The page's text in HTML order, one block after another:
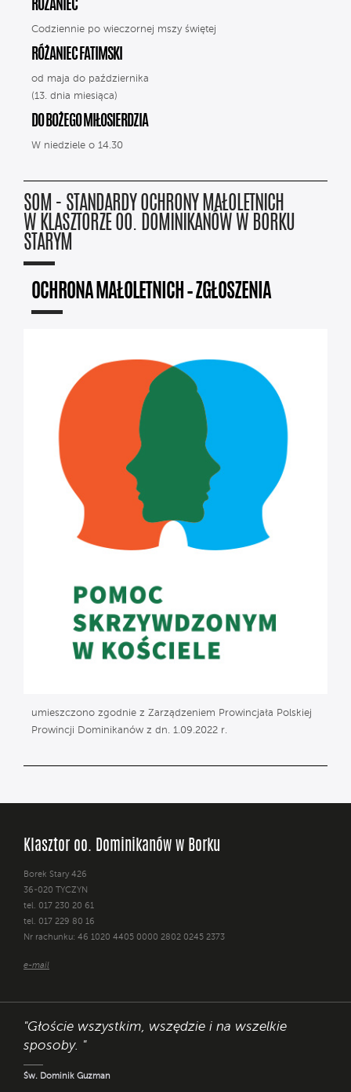
RÓŻANIEC
Codziennie po wieczornej mszy świętej
RÓŻANIEC FATIMSKI
od maja do października
(13. dnia miesiąca)
DO BOŻEGO MIŁOSIERDZIA
W niedziele o 14.30
SOM - STANDARDY OCHRONY MAŁOLETNICH
W KLASZTORZE OO. DOMINIKANÓW W BORKU
STARYM
OCHRONA MAŁOLETNICH – ZGŁOSZENIA
umieszczono zgodnie z Zarządzeniem Prowincjała Polskiej
Prowincji Dominikanów z dn. 1.09.2022 r.
Klasztor oo. Dominikanów w Borku
Borek Stary 426
36-020 TYCZYN
tel. 017 230 20 61
tel. 017 229 80 16
Nr rachunku: 46 1020 4405 0000 2802 0245 2373
e-mail
"Głoście wszystkim, wszędzie i na wszelkie
sposoby. "
Św. Dominik Guzman